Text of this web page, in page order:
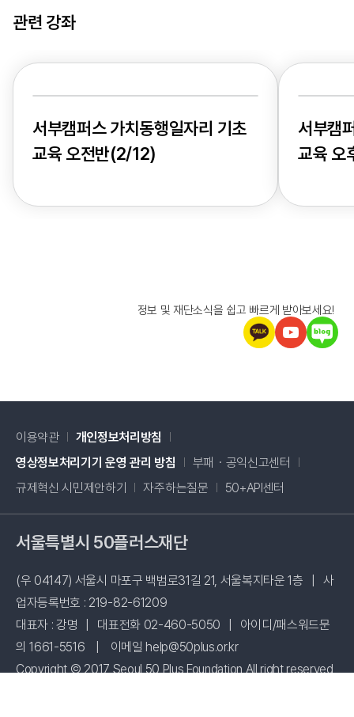
관련 강좌
서부캠퍼스 가치동행일자리 기초
교육 오전반(2/12)
서부캠
교육
정보 및 재단소식을 쉽고 빠르게 받아보세요!
이용약관
개인정보처리방침
영상정보처리기기 운영 관리 방침
부패・공익신고센터 새창 열림
규제혁신 시민제안하기 새창 열림
자주하는질문 50+API센터
서울특별시 50플러스재단
(우 04147) 서울시 마포구 백범로31길 21, 서울복지타운 1층
사
업자등록번호 : 219-82-61209
대표자 : 강명
대표전화 02-460-5050
아이디/패스워드문
의 1661-5516
이메일 help@50plus.or.kr
Copyright © 2017 Seoul 50 Plus Foundation All right reserved